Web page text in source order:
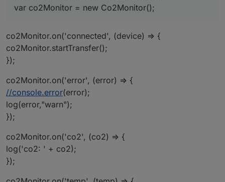
var co2Monitor = new Co2Monitor();
co2Monitor.on('connected', (device) => {
co2Monitor.startTransfer();
});
co2Monitor.on('error', (error) => {
//console.error(error);
log(error,"warn");
});
co2Monitor.on('co2', (co2) => {
log('co2: ' + co2);
});